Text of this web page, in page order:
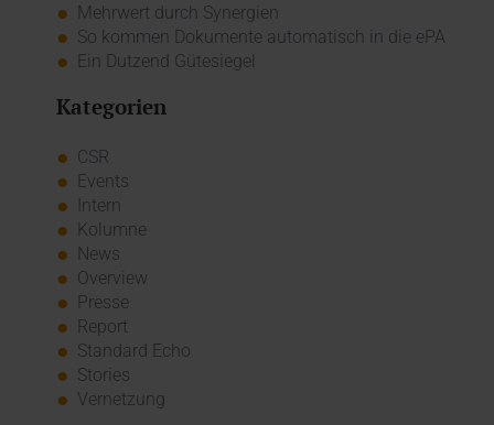
Mehrwert durch Synergien
So kommen Dokumente automatisch in die ePA
Ein Dutzend Gütesiegel
Kategorien
CSR
Events
Intern
Kolumne
News
Overview
Presse
Report
Standard Echo
Stories
Vernetzung